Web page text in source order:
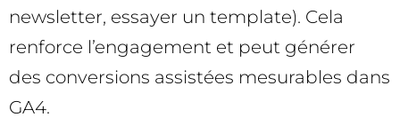
newsletter, essayer un template). Cela
renforce l’engagement et peut générer
des conversions assistées mesurables dans
GA4.